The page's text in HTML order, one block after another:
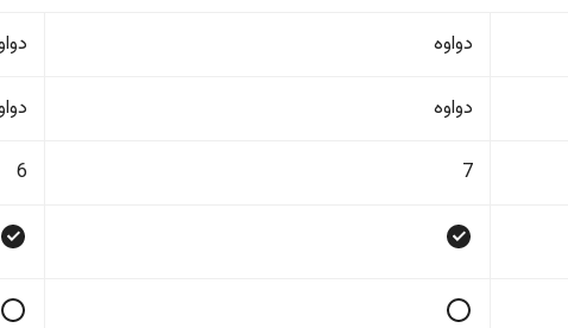
دواوە
دواوە
7
6